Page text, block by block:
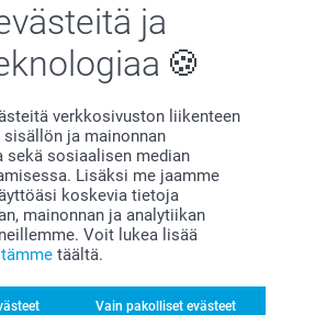
ja
verkkosivuston liikenteen
ja mainonnan
sekä sosiaalisen median
Lisäksi me jaamme
koskevia tietoja
mainonnan ja analytiikan
Voit lukea lisää
täältä.
Vain pakolliset evästeet
5 tähdestä ja palautteesta, se on
Kiva että pidät meidän Taskukirjasta,
lasten käyttöön, tai vaikka antaa
kuin vain irralliset valokuvat.
Näytä lisää
Valokuvajuliste
Alkaen 4,95